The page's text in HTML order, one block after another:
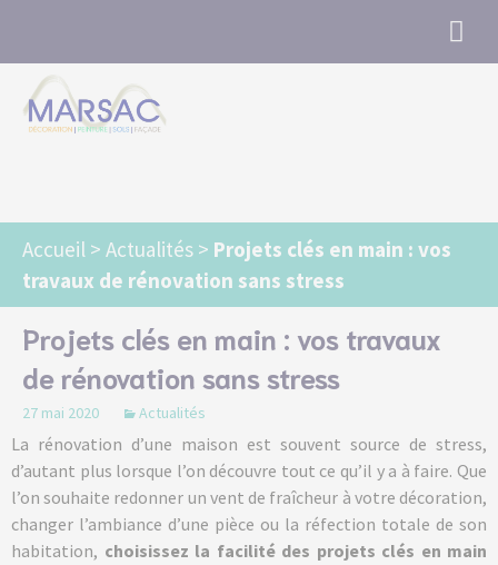
Accueil > Actualités > Projets clés en main : vos
travaux de rénovation sans stress
Projets clés en main : vos travaux
de rénovation sans stress
27 mai 2020 Actualités
La rénovation d’une maison est souvent source de stress,
d’autant plus lorsque l’on découvre tout ce qu’il y a à faire. Que
l’on souhaite redonner un vent de fraîcheur à votre décoration,
changer l’ambiance d’une pièce ou la réfection totale de son
habitation, choisissez la facilité des projets clés en main